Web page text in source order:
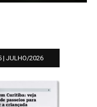
| JULHO/2026